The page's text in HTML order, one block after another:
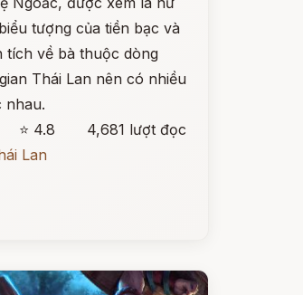
tượng của tiền bạc và
tích về bà thuộc dòng
Thái Lan nên có nhiều
nhau.
⭐ 4.8
4,681 lượt đọc
Lan